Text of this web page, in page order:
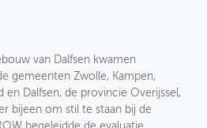
van Dalfsen kwamen
gemeenten Zwolle, Kampen,
en Dalfsen, de provincie Overijssel,
bijeen om stil te staan bij de